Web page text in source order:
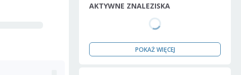
AKTYWNE ZNALEZISKA
POKAŻ WIĘCEJ